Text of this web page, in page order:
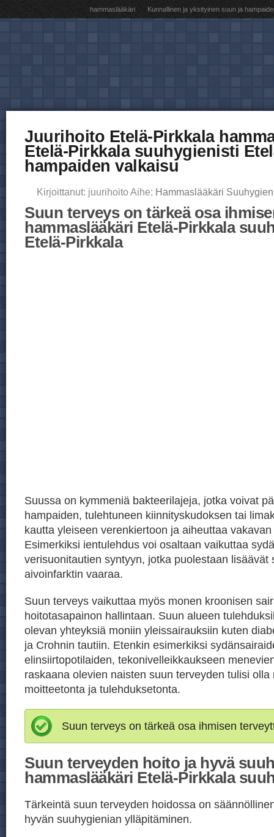
hammaslääkäri Kunnallinen ja yksityinen suun ja
Juurihoito Etelä-Pirkkala
Etelä-Pirkkala suuhygienisti
hampaiden valkaisu
Kirjoittanut: juurihoito Aihe: Hammaslääkäri
Suun terveys on tärkeä osa
hammaslääkäri Etelä-Pirkkala
Etelä-Pirkkala
Suussa on kymmeniä bakteerilajeja, jotka voivat
hampaiden, tulehtuneen kiinnityskudoksen tai
kautta yleiseen verenkiertoon ja aiheuttaa
Esimerkiksi ientulehdus voi osaltaan vaikuttaa
verisuonitautien syntyyn, jotka puolestaan lisäävät
aivoinfarktin vaaraa.
Suun terveys vaikuttaa myös monen kroonisen
hoitotasapainon hallintaan. Suun alueen
olevan yhteyksiä moniin yleissairauksiin kuten
ja Crohnin tautiin. Etenkin esimerkiksi
elinsiirtopotilaiden, tekonivelleikkaukseen
raskaana olevien naisten suun terveyden tulisi olla
moitteetonta ja tulehduksetonta.
Suun terveys on tärkeä osa ihmisen
Suun terveyden hoito ja hyvä
hammaslääkäri Etelä-Pirkkala
Tärkeintä suun terveyden hoidossa on
hyvän suuhygienian ylläpitäminen.